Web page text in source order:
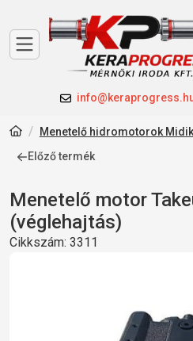
Menetelő hidromotorok
Előző termék
Menetelő motor
(véglehajtás)
Cikkszám: 3311